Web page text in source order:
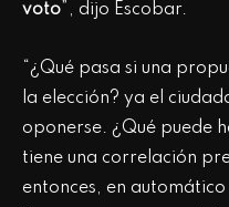
voto ”, dijo Escobar.
“¿Qué pasa si una
la elección? ya el
oponerse. ¿Qué puede
tiene una correlación
entonces, en